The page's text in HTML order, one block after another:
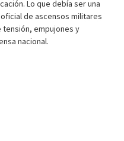
Lo que debía ser una
de ascensos militares
empujones y
nacional.